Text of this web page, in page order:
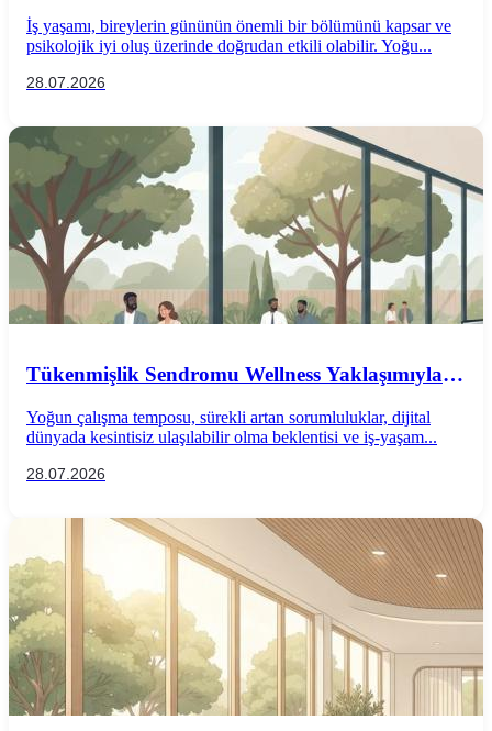
İş yaşamı, bireylerin gününün önemli bir bölümünü kapsar ve
psikolojik iyi oluş üzerinde doğrudan etkili olabilir. Yoğu...
28.07.2026
Tükenmişlik Sendromu Wellness Yaklaşımıyla
Yoğun çalışma temposu, sürekli artan sorumluluklar, dijital
dünyada kesintisiz ulaşılabilir olma beklentisi ve iş-yaşam...
28.07.2026